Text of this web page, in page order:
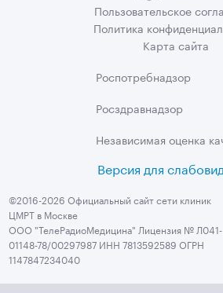
Пользовательское
Политика
Карта сайта
Роспотребнадзор
Росздравнадзор
Независимая оценка
Версия для
©2016-2026 Официальный сайт сети клиник
ЦМРТ в Москве
ООО "ТелеРадиоМедицина" Лицензия № Л041-
01148-78/00297987 ИНН 7813592589 ОГРН
1147847234040